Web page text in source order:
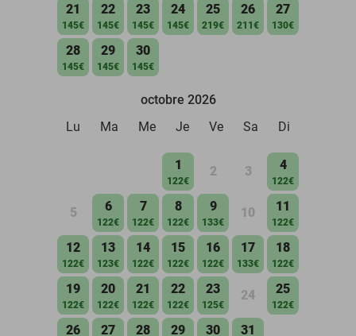
21
145€
22
145€
23
145€
24
145€
25
219€
26
211€
27
130€
28
145€
29
145€
30
145€
octobre 2026
Lu
Ma Me Je Ve Sa Di
1
122€
2 3 4
122€
5 6
122€
7
122€
8
122€
9
133€
10 11
122€
12
122€
13
123€
14
122€
15
122€
16
122€
17
133€
18
122€
19
122€
20
122€
21
122€
22
122€
23
125€
24 25
122€
26 27 28 29 30 31